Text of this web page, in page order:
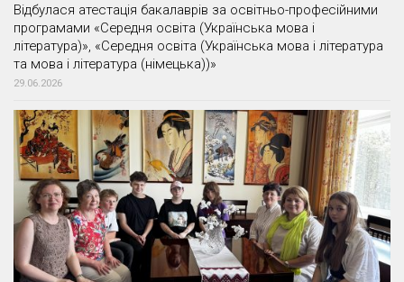
Відбулася атестація бакалаврів за освітньо-професійними
програмами «Середня освіта (Українська мова і
література)», «Середня освіта (Українська мова і література
та мова і література (німецька))»
29.06.2026